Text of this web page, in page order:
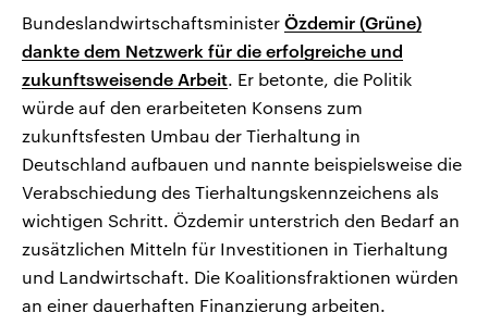
Bundeslandwirtschaftsminister Özdemir (Grüne)
dankte dem Netzwerk für die erfolgreiche und
zukunftsweisende Arbeit. Er betonte, die Politik
würde auf den erarbeiteten Konsens zum
zukunftsfesten Umbau der Tierhaltung in
Deutschland aufbauen und nannte beispielsweise die
Verabschiedung des Tierhaltungskennzeichens als
wichtigen Schritt. Özdemir unterstrich den Bedarf an
zusätzlichen Mitteln für Investitionen in Tierhaltung
und Landwirtschaft. Die Koalitionsfraktionen würden
an einer dauerhaften Finanzierung arbeiten.